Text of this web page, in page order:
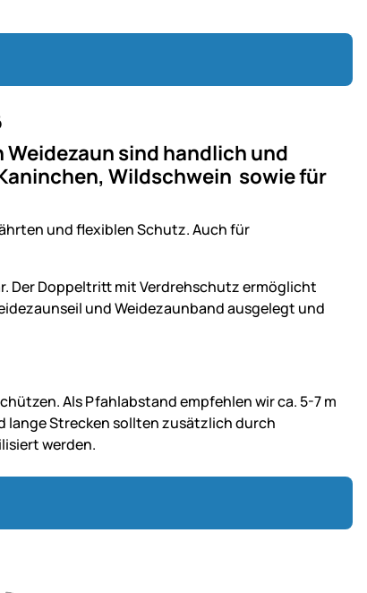
sind handlich und
Wildschwein sowie für
und flexiblen Schutz. Auch für
Der Doppeltritt mit Verdrehschutz ermöglicht
und Weidezaunband ausgelegt und
Als Pfahlabstand empfehlen wir ca. 5-7 m
lange Strecken sollten zusätzlich durch
werden.